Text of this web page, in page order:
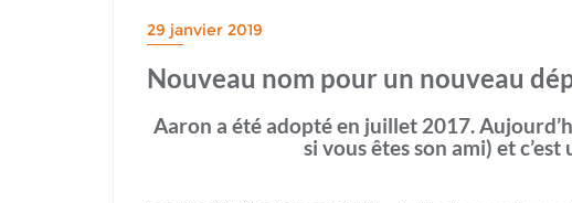
29 janvier 2019
Nouveau nom pour un nouveau
Aaron a été adopté en juillet 2017.
si vous êtes son ami) et